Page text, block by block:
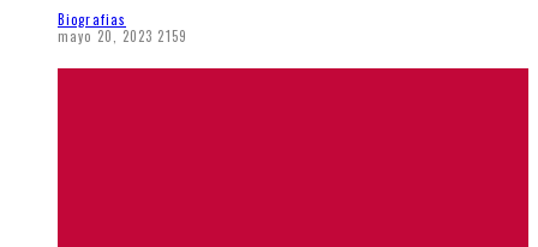
Biografias
mayo 20, 2023 2159